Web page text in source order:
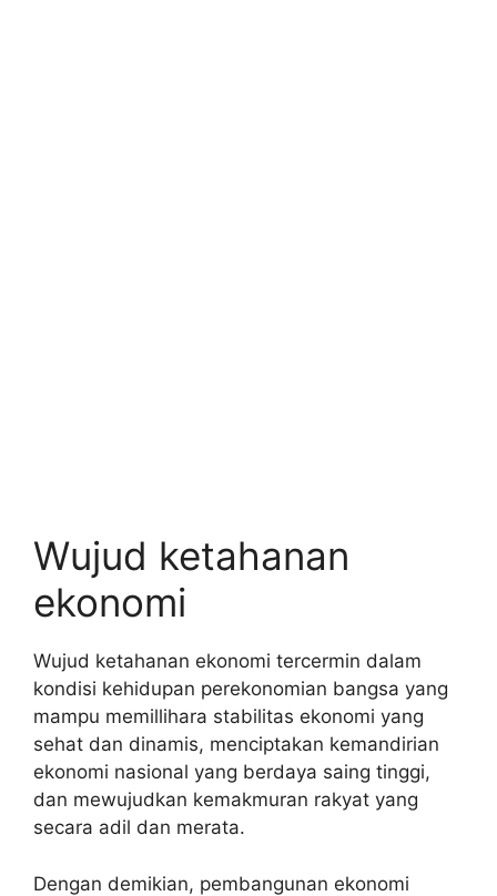
Wujud ketahanan
ekonomi
Wujud ketahanan ekonomi tercermin dalam
kondisi kehidupan perekonomian bangsa yang
mampu memillihara stabilitas ekonomi yang
sehat dan dinamis, menciptakan kemandirian
ekonomi nasional yang berdaya saing tinggi,
dan mewujudkan kemakmuran rakyat yang
secara adil dan merata.
Dengan demikian, pembangunan ekonomi